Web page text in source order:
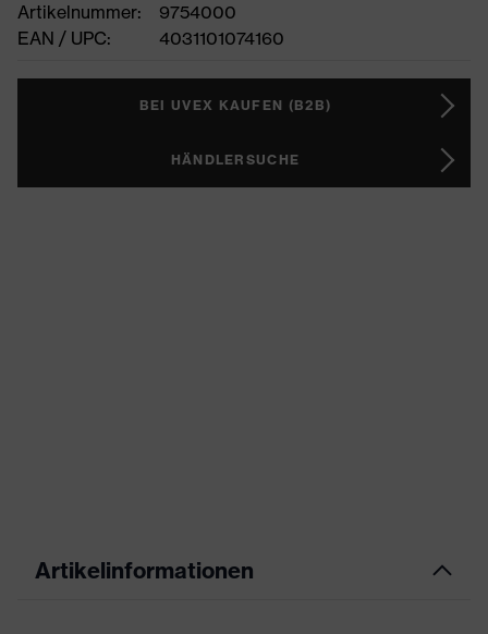
Artikelnummer:
9754000
EAN / UPC:
4031101074160
BEI UVEX KAUFEN (B2B)
HÄNDLERSUCHE
Artikelinformationen